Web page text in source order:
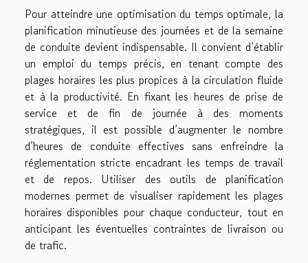
Pour atteindre une optimisation du temps optimale, la
planification minutieuse des journées et de la semaine
de conduite devient indispensable. Il convient d’établir
un emploi du temps précis, en tenant compte des
plages horaires les plus propices à la circulation fluide
et à la productivité. En fixant les heures de prise de
service et de fin de journée à des moments
stratégiques, il est possible d’augmenter le nombre
d’heures de conduite effectives sans enfreindre la
réglementation stricte encadrant les temps de travail
et de repos. Utiliser des outils de planification
modernes permet de visualiser rapidement les plages
horaires disponibles pour chaque conducteur, tout en
anticipant les éventuelles contraintes de livraison ou
de trafic.